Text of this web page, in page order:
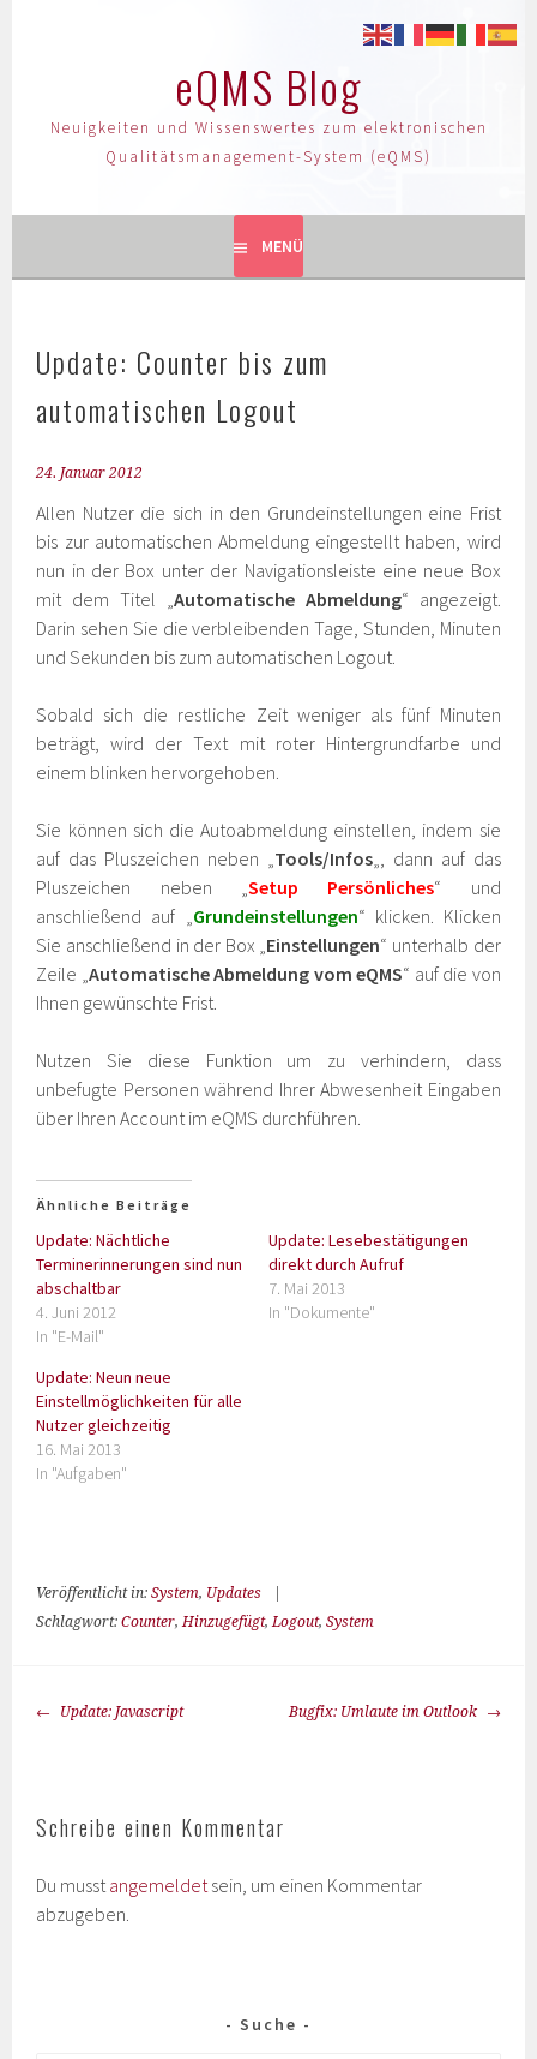
eQMS Blog
Neuigkeiten und Wissenswertes zum elektronischen
Qualitätsmanagement-System (eQMS)
MENÜ
Update: Counter bis zum
automatischen Logout
24. Januar 2012
Allen Nutzer die sich in den Grundeinstellungen eine Frist
bis zur automatischen Abmeldung eingestellt haben, wird
nun in der Box unter der Navigationsleiste eine neue Box
mit dem Titel „Automatische Abmeldung“ angezeigt.
Darin sehen Sie die verbleibenden Tage, Stunden, Minuten
und Sekunden bis zum automatischen Logout.
Sobald sich die restliche Zeit weniger als fünf Minuten
beträgt, wird der Text mit roter Hintergrundfarbe und
einem blinken hervorgehoben.
Sie können sich die Autoabmeldung einstellen, indem sie
auf das Pluszeichen neben „Tools/Infos„, dann auf das
Pluszeichen neben „Setup Persönliches“ und
anschließend auf „Grundeinstellungen“ klicken. Klicken
Sie anschließend in der Box „Einstellungen“ unterhalb der
Zeile „Automatische Abmeldung vom eQMS“ auf die von
Ihnen gewünschte Frist.
Nutzen Sie diese Funktion um zu verhindern, dass
unbefugte Personen während Ihrer Abwesenheit Eingaben
über Ihren Account im eQMS durchführen.
Ähnliche Beiträge
Update: Nächtliche
Terminerinnerungen sind nun
abschaltbar
4. Juni 2012
In "E-Mail"
Update: Lesebestätigungen
direkt durch Aufruf
7. Mai 2013
In "Dokumente"
Update: Neun neue
Einstellmöglichkeiten für alle
Nutzer gleichzeitig
16. Mai 2013
In "Aufgaben"
Veröffentlicht in:System, Updates
Schlagwort:Counter,Hinzugefügt,Logout,System
Update: Javascript Bugfix: Umlaute im Outlook
Schreibe einen Kommentar
Du musst angemeldet sein, um einen Kommentar
abzugeben.
Suche